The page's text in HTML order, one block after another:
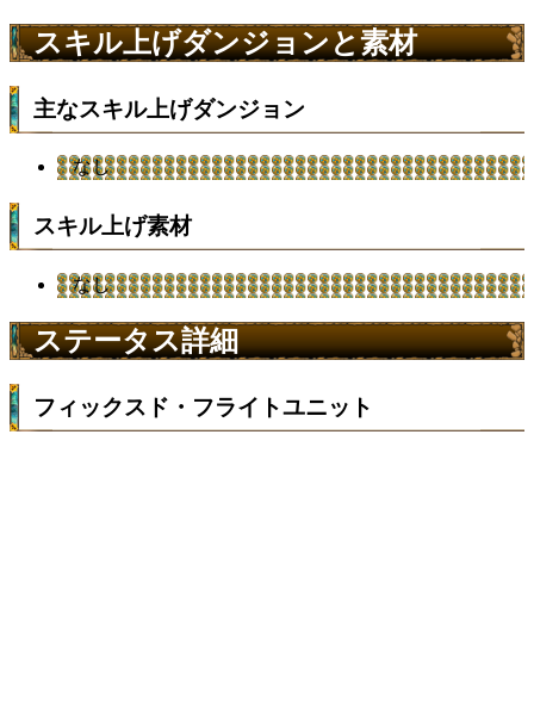
スキル上げダンジョンと素材
主なスキル上げダンジョン
なし
スキル上げ素材
なし
ステータス詳細
フィックスド・フライトユニット